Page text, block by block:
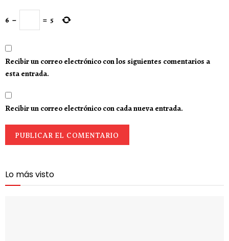
6 − = 5
Recibir un correo electrónico con los siguientes comentarios a
esta entrada.
Recibir un correo electrónico con cada nueva entrada.
Lo más visto